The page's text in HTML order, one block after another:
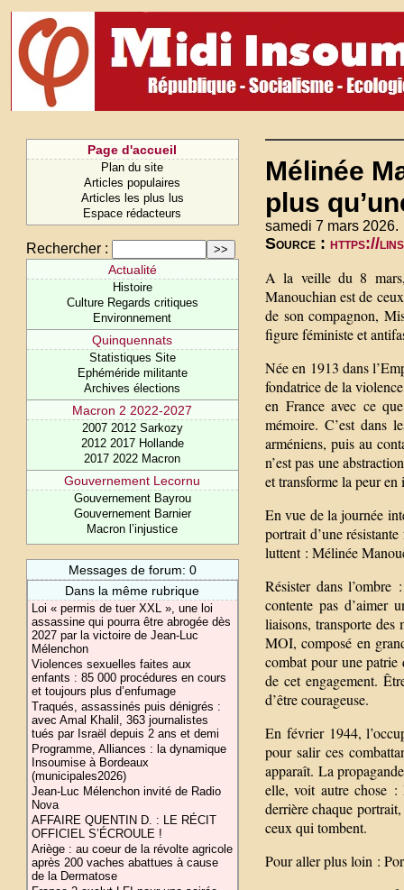
Page d'accueil
Plan du site
Articles populaires
Articles les plus lus
Espace rédacteurs
Rechercher :
Actualité
Histoire
Culture Regards critiques
Environnement
Quinquennats
Statistiques Site
Ephéméride militante
Archives élections
Macron 2 2022-2027
2007 2012 Sarkozy
2012 2017 Hollande
2017 2022 Macron
Gouvernement Lecornu
Gouvernement Bayrou
Gouvernement Barnier
Macron l’injustice
Messages de forum: 0
Dans la même rubrique
Loi « permis de tuer XXL », une loi
assassine qui pourra être abrogée dès
2027 par la victoire de Jean-Luc
Mélenchon
Violences sexuelles faites aux
enfants : 85 000 procédures en cours
et toujours plus d’enfumage
Traqués, assassinés puis dénigrés :
avec Amal Khalil, 363 journalistes
tués par Israël depuis 2 ans et demi
Programme, Alliances : la dynamique
Insoumise à Bordeaux
(municipales2026)
Jean-Luc Mélenchon invité de Radio
Nova
AFFAIRE QUENTIN D. : LE RÉCIT
OFFICIEL S’ÉCROULE !
Ariège : au coeur de la révolte agricole
après 200 vaches abattues à cause
de la Dermatose
Mélinée
plus
samedi 7 mars 2026.
Source : https://
A la veille du 8 mars,
Manouchian est de
de son compagnon,
figure féministe et
Née en 1913 dans
fondatrice de la
en France avec ce
mémoire. C’est dans
arméniens, puis au
n’est pas une
et transforme la peur
En vue de la journée
portrait d’une
luttent : Mélinée
Résister dans l’ombre
contente pas d’aimer
liaisons, transporte des
MOI, composé en
combat pour une patrie
de cet engagement.
d’être courageuse.
En février 1944,
pour salir ces
apparaît. La
elle, voit autre chose :
derrière chaque
ceux qui tombent.
Pour aller plus loin :